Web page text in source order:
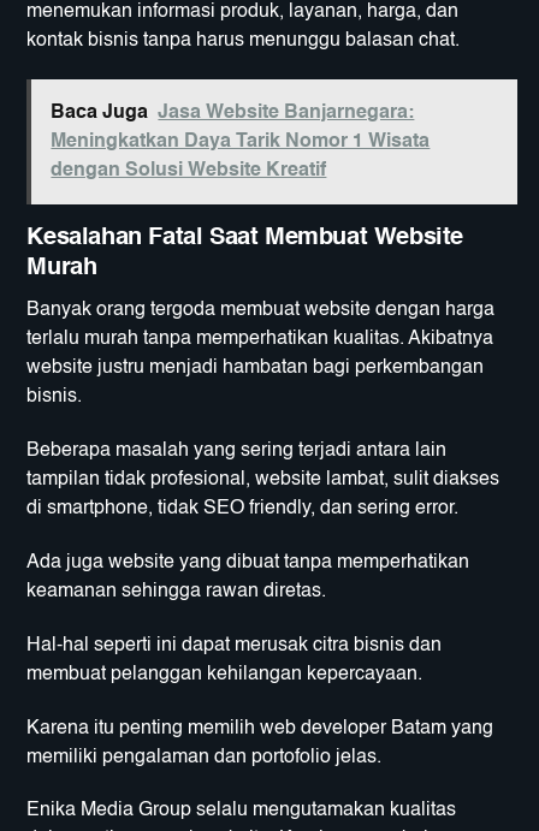
menemukan informasi produk, layanan, harga, dan
kontak bisnis tanpa harus menunggu balasan chat.
Baca Juga Jasa Website Banjarnegara:
Meningkatkan Daya Tarik Nomor 1 Wisata
dengan Solusi Website Kreatif
Kesalahan Fatal Saat Membuat Website
Murah
Banyak orang tergoda membuat website dengan harga
terlalu murah tanpa memperhatikan kualitas. Akibatnya
website justru menjadi hambatan bagi perkembangan
bisnis.
Beberapa masalah yang sering terjadi antara lain
tampilan tidak profesional, website lambat, sulit diakses
di smartphone, tidak SEO friendly, dan sering error.
Ada juga website yang dibuat tanpa memperhatikan
keamanan sehingga rawan diretas.
Hal-hal seperti ini dapat merusak citra bisnis dan
membuat pelanggan kehilangan kepercayaan.
Karena itu penting memilih web developer Batam yang
memiliki pengalaman dan portofolio jelas.
Enika Media Group selalu mengutamakan kualitas